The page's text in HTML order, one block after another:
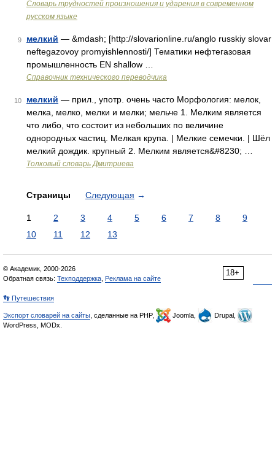
Словарь трудностей произношения и ударения в современном
русском языке
9 мелкий — &mdash; [http://slovarionline.ru/anglo russkiy slovar
neftegazovoy promyishlennosti/] Тематики нефтегазовая
промышленность EN shallow …
Справочник технического переводчика
10 мелкий — прил., употр. очень часто Морфология: мелок,
мелка, мелко, мелки и мелки; мельче 1. Мелким является
что либо, что состоит из небольших по величине
однородных частиц. Мелкая крупа. | Мелкие семечки. | Шёл
мелкий дождик. крупный 2. Мелким является&#8230; …
Толковый словарь Дмитриева
Страницы Следующая →
1 2 3 4 5 6 7 8
9
10
11 12 13
18+
© Академик, 2000-2026
Обратная связь: Техподдержка Реклама на сайте
👣 Путешествия
Экспорт словарей на сайты , сделанные на PHP, Joomla,
Drupal,
WordPress, MODx.